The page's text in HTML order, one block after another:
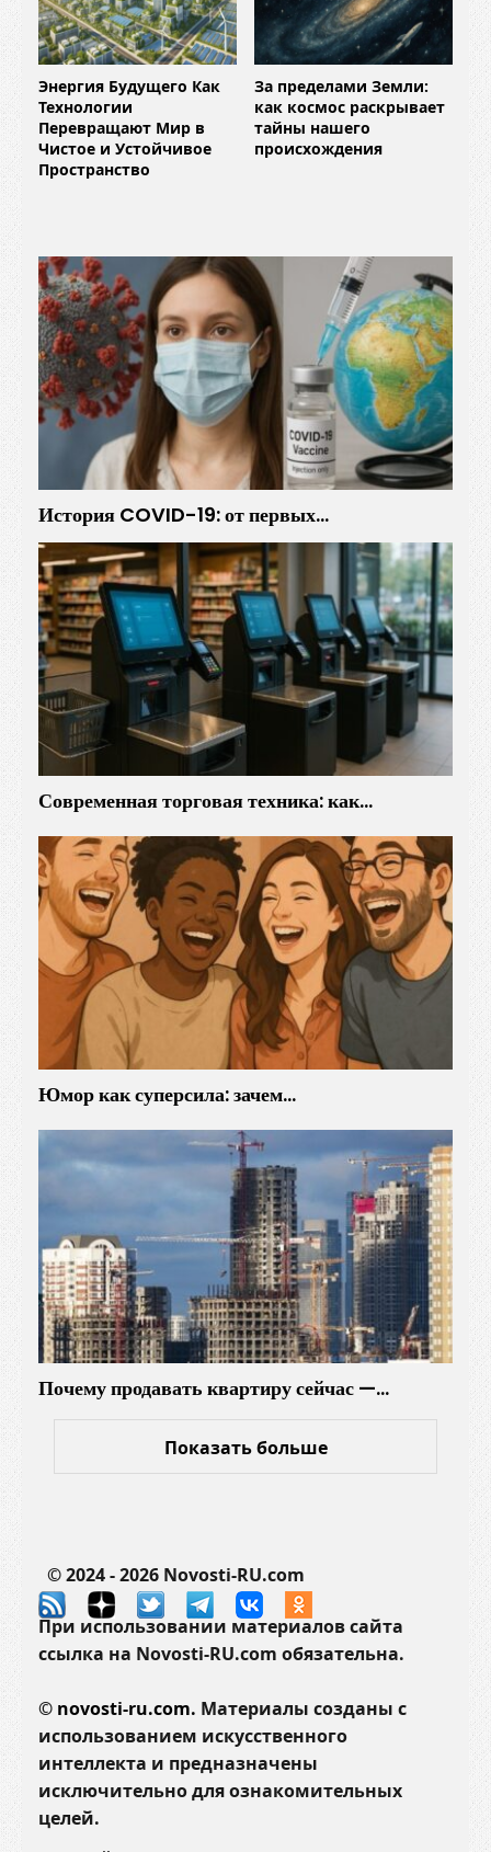
Энергия Будущего Как
Технологии
Перевращают Мир в
Чистое и Устойчивое
Пространство
За пределами Земли:
как космос раскрывает
тайны нашего
происхождения
История COVID-19: от первых…
Современная торговая техника: как…
Юмор как суперсила: зачем…
Почему продавать квартиру сейчас —…
Показать больше
© 2024 - 2026 Novosti-RU.com
При использовании материалов сайта
ссылка на Novosti-RU.com обязательна.
© novosti-ru.com. Материалы созданы с
использованием искусственного
интеллекта и предназначены
исключительно для ознакомительных
целей.